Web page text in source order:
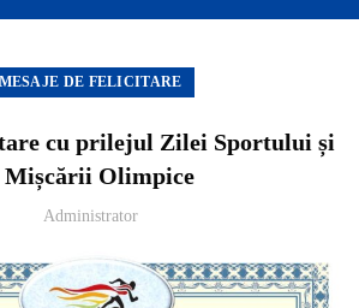
MESAJE DE FELICITARE
cu prilejul Zilei Sportului și
Mișcării Olimpice
Administrator